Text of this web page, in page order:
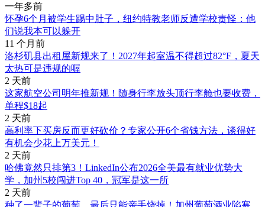
一年多前
怀孕6个月被学生踢中肚子，纽约特教老师反遭学校责怪：他
们说我本可以躲开
11 个月前
洛杉矶县出租屋新规来了！2027年起室温不得超过82°F，夏天
太热可是违规的喔
2 天前
这家航空公司明年推新规！随身行李放头顶行李舱也要收费，
单程$18起
2 天前
高利率下买房反而更好砍价？专家公开6个省钱方法，谈得好
有机会少花上万美元！
2 天前
哈佛竟然只排第3！LinkedIn公布2026全美最有就业优势大
学，加州5校闯进Top 40，冠军是这一所
2 天前